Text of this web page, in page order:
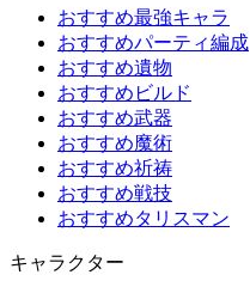
おすすめ最強キャラ
おすすめパーティ編成
おすすめ遺物
おすすめビルド
おすすめ武器
おすすめ魔術
おすすめ祈祷
おすすめ戦技
おすすめタリスマン
キャラクター